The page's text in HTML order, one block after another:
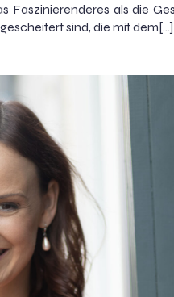
Faszinierenderes als die
sind, die mit dem[…]